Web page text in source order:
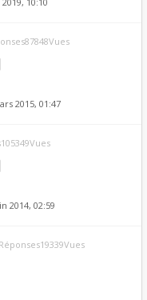
2015, 01:47
2014, 02:59